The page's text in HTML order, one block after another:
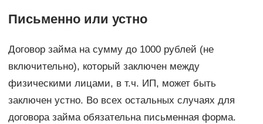
Письменно или устно
Договор займа на сумму до 1000 рублей (не
включительно), который заключен между
физическими лицами, в т.ч. ИП, может быть
заключен устно. Во всех остальных случаях для
договора займа обязательна письменная форма.